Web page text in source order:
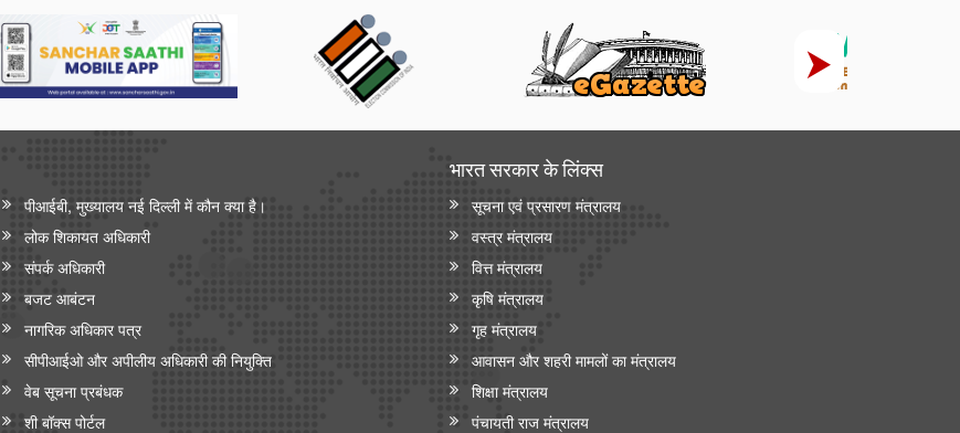
पीआईबी, मुख्यालय नई दिल्ली में कौन क्या है।
लोक शिकायत अधिकारी
संपर्क अधिकारी
बजट आबंटन
नागरिक अधिकार पत्र
सीपीआईओ और अपी‍लीय अधिकारी की नियुक्ति
वेब सूचना प्रबंधक
शी बॉक्स पोर्टल
भारत सरकार के लिंक्‍स
सूचना एवं प्रसारण मंत्रालय
वस्त्र मंत्रालय
वित्त मंत्रालय
कृषि मंत्रालय
गृह मंत्रालय
आवासन और शहरी मामलों का मंत्रालय
शिक्षा मंत्रालय
पंचायती राज मंत्रालय